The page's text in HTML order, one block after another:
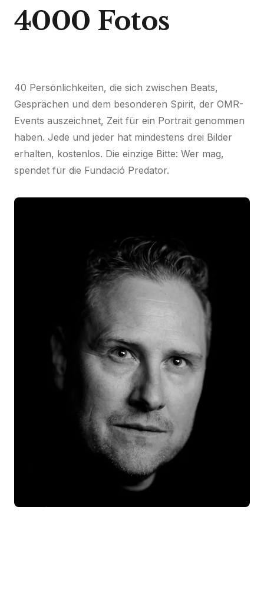
4000 Fotos
40 Persönlichkeiten, die sich zwischen Beats,
Gesprächen und dem besonderen Spirit, der OMR-
Events auszeichnet, Zeit für ein Portrait genommen
haben. Jede und jeder hat mindestens drei Bilder
erhalten, kostenlos. Die einzige Bitte: Wer mag,
spendet für die Fundació Predator.